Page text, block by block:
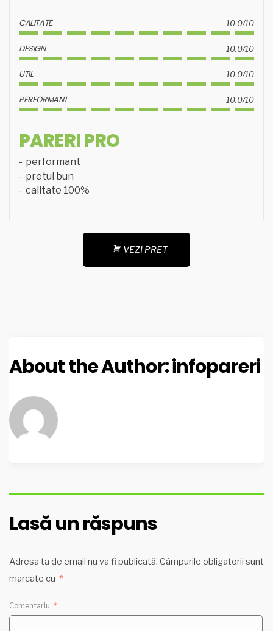
CALITATE 10.0/10
DESIGN 10.0/10
UTIL 10.0/10
PERFORMANT 10.0/10
PARERI PRO
performant
pretul bun
calitate 100%
VEZI PRET
About the Author:infopareri
Lasă un răspuns
Adresa ta de email nu va fi publicată. Câmpurile obligatorii sunt
marcate cu *
Comentariu *